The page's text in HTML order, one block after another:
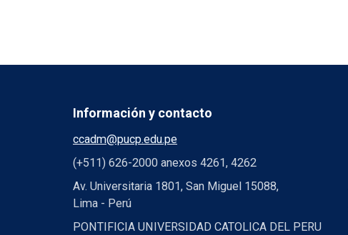
Información y contacto
ccadm@pucp.edu.pe
(+511) 626-2000 anexos 4261, 4262
Av. Universitaria 1801, San Miguel 15088,
Lima - Perú
PONTIFICIA UNIVERSIDAD CATOLICA DEL PERU